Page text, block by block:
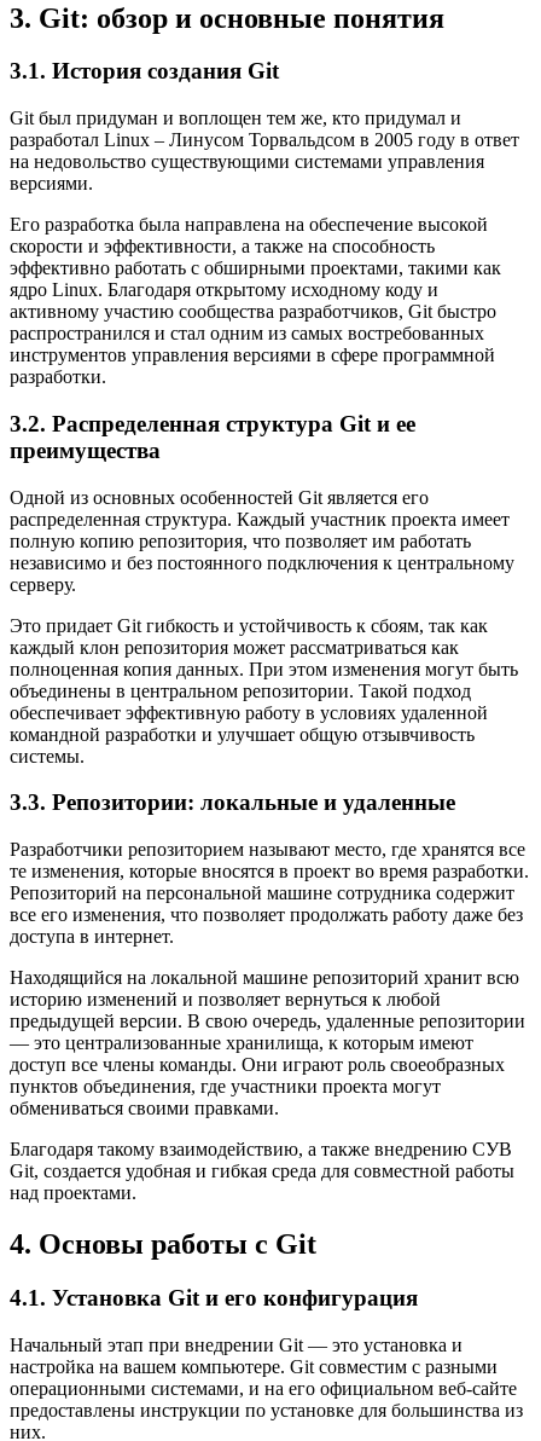
3. Git: обзор и основные понятия
3.1. История создания Git
Git был придуман и воплощен тем же, кто придумал и
разработал Linux – Линусом Торвальдсом в 2005 году в ответ
на недовольство существующими системами управления
версиями.
Его разработка была направлена на обеспечение высокой
скорости и эффективности, а также на способность
эффективно работать с обширными проектами, такими как
ядро Linux. Благодаря открытому исходному коду и
активному участию сообщества разработчиков, Git быстро
распространился и стал одним из самых востребованных
инструментов управления версиями в сфере программной
разработки.
3.2. Распределенная структура Git и ее
преимущества
Одной из основных особенностей Git является его
распределенная структура. Каждый участник проекта имеет
полную копию репозитория, что позволяет им работать
независимо и без постоянного подключения к центральному
серверу.
Это придает Git гибкость и устойчивость к сбоям, так как
каждый клон репозитория может рассматриваться как
полноценная копия данных. При этом изменения могут быть
объединены в центральном репозитории. Такой подход
обеспечивает эффективную работу в условиях удаленной
командной разработки и улучшает общую отзывчивость
системы.
3.3. Репозитории: локальные и удаленные
Разработчики репозиторием называют место, где хранятся все
те изменения, которые вносятся в проект во время разработки.
Репозиторий на персональной машине сотрудника содержит
все его изменения, что позволяет продолжать работу даже без
доступа в интернет.
Находящийся на локальной машине репозиторий хранит всю
историю изменений и позволяет вернуться к любой
предыдущей версии. В свою очередь, удаленные репозитории
— это централизованные хранилища, к которым имеют
доступ все члены команды. Они играют роль своеобразных
пунктов объединения, где участники проекта могут
обмениваться своими правками.
Благодаря такому взаимодействию, а также внедрению СУВ
Git, создается удобная и гибкая среда для совместной работы
над проектами.
4. Основы работы с Git
4.1. Установка Git и его конфигурация
Начальный этап при внедрении Git — это установка и
настройка на вашем компьютере. Git совместим с разными
операционными системами, и на его официальном веб-сайте
предоставлены инструкции по установке для большинства из
них.